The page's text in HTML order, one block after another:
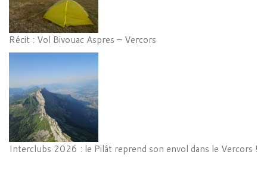
Récit : Vol Bivouac Aspres – Vercors
Interclubs 2026 : le Pilât reprend son envol dans le Vercors !